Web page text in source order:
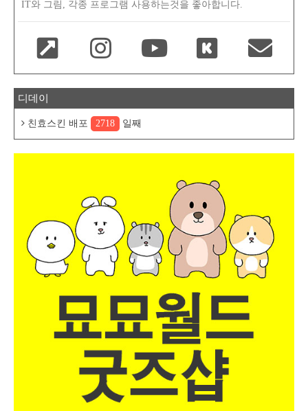
IT와 그림, 각종 프로그램 사용하는것을 좋아합니다.
디데이
친효스킨 배포 2718 일째